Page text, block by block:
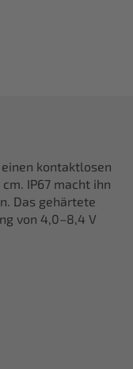
kontaktlosen
IP67 macht ihn
Das gehärtete
von 4,0–8,4 V